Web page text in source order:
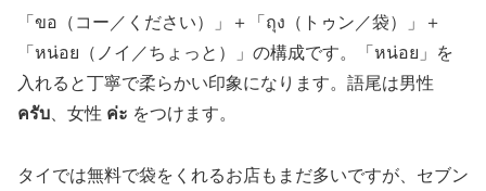
「ขอ（コー／ください）」＋「ถุง（トゥン／袋）」＋
「หน่อย（ノイ／ちょっと）」の構成です。「หน่อย」を
入れると丁寧で柔らかい印象になります。語尾は男性
ครับ 、女性 ค่ะ をつけます。
タイでは無料で袋をくれるお店もまだ多いですが、セブン